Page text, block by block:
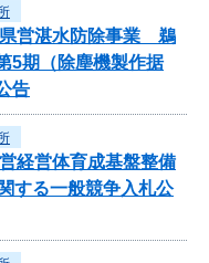
営湛水防除事業 鵜
5期（除塵機製作据
告
経営体育成基盤整備
る一般競争入札公